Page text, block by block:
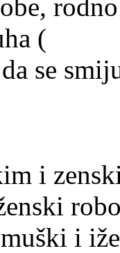
(
se
i
i